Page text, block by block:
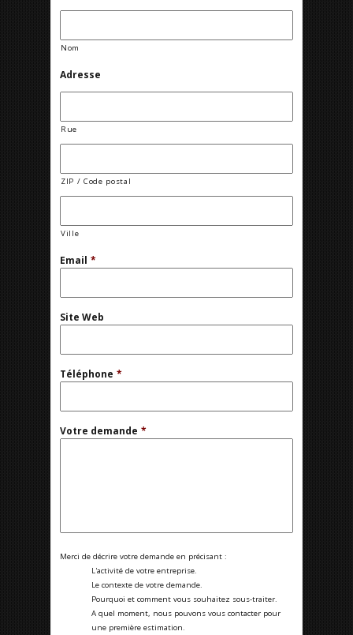
Nom
Adresse
Rue
ZIP / Code postal
Ville
Email *
Site Web
Téléphone *
Votre demande *
Merci de décrire votre demande en précisant :
L'activité de votre entreprise.
Le contexte de votre demande.
Pourquoi et comment vous souhaitez sous-traiter.
A quel moment, nous pouvons vous contacter pour
une première estimation.